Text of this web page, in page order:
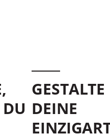
DU
GESTALTE
DEINE